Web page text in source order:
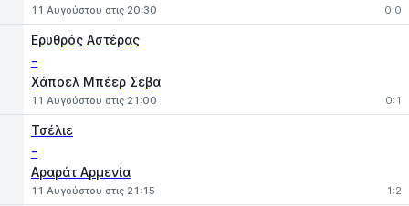
11 Αυγούστου στις 20:30 0:0
Ερυθρός Αστέρας
-
Χάποελ Μπέερ Σέβα
11 Αυγούστου στις 21:00 0:1
Τσέλιε
-
Αραράτ Αρμενία
11 Αυγούστου στις 21:15 1:2